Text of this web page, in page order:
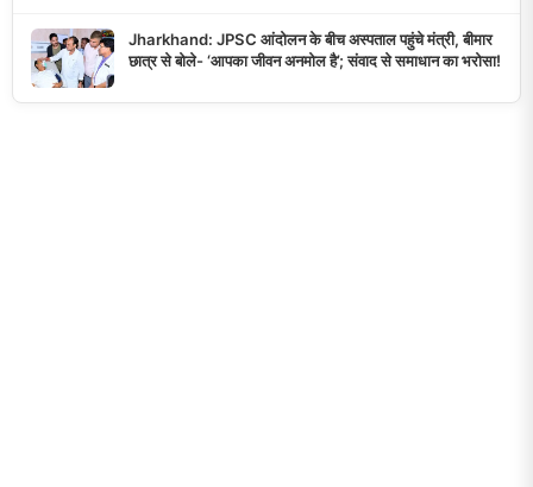
Jharkhand: JPSC आंदोलन के बीच अस्पताल पहुंचे मंत्री, बीमार
छात्र से बोले- ‘आपका जीवन अनमोल है’; संवाद से समाधान का भरोसा!